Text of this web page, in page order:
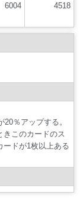
6004 4518
％アップする。
このカードのス
ードが1枚以上ある